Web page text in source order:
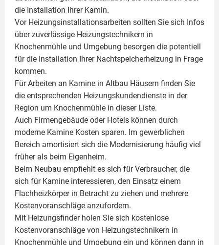
die Installation Ihrer Kamin.
Vor Heizungsinstallationsarbeiten sollten Sie sich Infos
über zuverlässige Heizungstechnikern in
Knochenmühle und Umgebung besorgen die potentiell
für die Installation Ihrer Nachtspeicherheizung in Frage
kommen.
Für Arbeiten an Kamine in Altbau Häusern finden Sie
die entsprechenden Heizungskundendienste in der
Region um Knochenmühle in dieser Liste.
Auch Firmengebäude oder Hotels können durch
moderne Kamine Kosten sparen. Im gewerblichen
Bereich amortisiert sich die Modernisierung häufig viel
früher als beim Eigenheim.
Beim Neubau empfiehlt es sich für Verbraucher, die
sich für Kamine interessieren, den Einsatz einem
Flachheizkörperin Betracht zu ziehen und mehrere
Kostenvoranschläge anzufordern.
Mit Heizungsfinder holen Sie sich kostenlose
Kostenvoranschläge von Heizungstechnikern in
Knochenmühle und Umgebung ein und können dann in